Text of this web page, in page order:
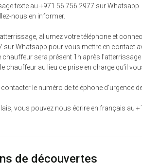
texte au +971 56 756 2977 sur
nous en informer.
allumez votre téléphone et
sur Whatsapp pour vous mettre en contact
chauffeur sera présent 1h après
chauffeur au lieu de prise en charge qu’il
le numéro de téléphone d'urgence
vous pouvez nous écrire en français au
de découvertes